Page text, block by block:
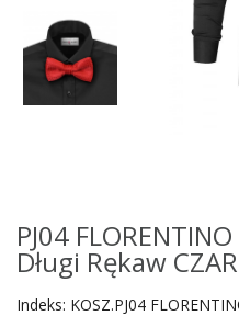
PJ04
Długi Rękaw
Indeks: KOSZ.PJ04